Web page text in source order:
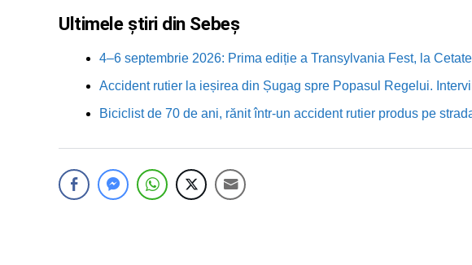
Ultimele știri din Sebeș
4–6 septembrie 2026: Prima ediție a Transylvania Fest, la
Accident rutier la ieșirea din Șugag spre Popasul Regelui.
Biciclist de 70 de ani, rănit într-un accident rutier produs pe